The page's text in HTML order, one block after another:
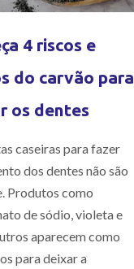
4 riscos e
do carvão para
os dentes
caseiras para fazer
dos dentes não são
Produtos como
de sódio, violeta e
aparecem como
para deixar a